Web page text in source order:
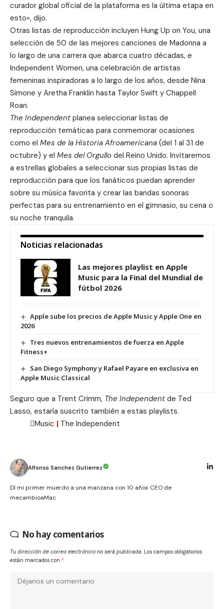
curador global oficial de la plataforma es la última etapa en
esto», dijo.
Otras listas de reproducción incluyen Hung Up on You, una
selección de 50 de las mejores canciones de Madonna a
lo largo de una carrera que abarca cuatro décadas, e
Independent Women, una celebración de artistas
femeninas inspiradoras a lo largo de los años, desde Nina
Simone y Aretha Franklin hasta Taylor Swift y Chappell
Roan.
The Independent planea seleccionar listas de
reproducción temáticas para conmemorar ocasiones
como el Mes de la Historia Afroamericana (del 1 al 31 de
octubre) y el Mes del Orgullo del Reino Unido. Invitaremos
a estrellas globales a seleccionar sus propias listas de
reproducción para que los fanáticos puedan aprender
sobre su música favorita y crear las bandas sonoras
perfectas para su entrenamiento en el gimnasio, su cena o
su noche tranquila.
Noticias relacionadas
Las mejores playlist en Apple
Music para la Final del Mundial de
fútbol 2026
Apple sube los precios de Apple Music y Apple One en
2026
Tres nuevos entrenamientos de fuerza en Apple
Fitness+
San Diego Symphony y Rafael Payare en exclusiva en
Apple Music Classical
Seguro que a Trent Crimm, The Independent de Ted
Lasso, estaría suscrito también a estas playlists.
Music | The Independent
Alfonso Sanchez Gutierrez
Dí mi primer muerdo a una manzana con 10 años CEO de
mecambioaMac
No hay comentarios
Tu dirección de correo electrónico no será publicada. Los campos obligatorios
están marcados con *